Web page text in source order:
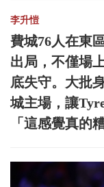
李升愷
費城76人在東
出局，不僅場
底失守。大批
城主場，讓
「這感覺真的